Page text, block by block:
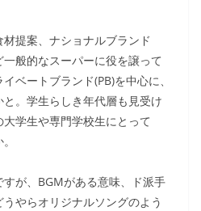
提案、ナショナルブランド
般的なスーパーに役を譲って
ベートブランド(PB)を中心に、
。学生らしき年代層も見受け
学生や専門学校生にとって
が、BGMがある意味、ド派手
やらオリジナルソングのよう